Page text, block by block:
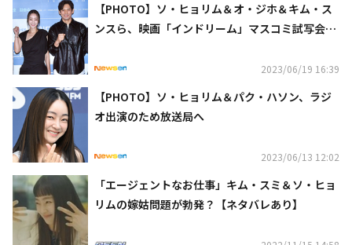
【PHOTO】ソ・ヒョリム＆オ・ジホ＆キム・ス
ンスら、映画「インドリーム」マスコミ試写会に
2023/06/19 16:39
【PHOTO】ソ・ヒョリム＆パク・ハソン、ラジ
オ出演のため放送局へ
2023/06/13 12:02
「エージェントなお仕事」キム・スミ＆ソ・ヒョ
リムの嫁姑問題が勃発？【ネタバレあり】